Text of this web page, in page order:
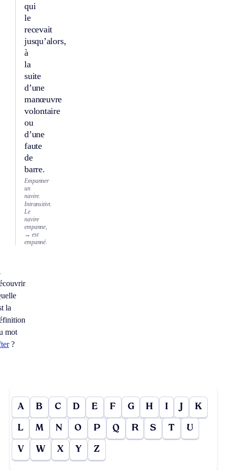
qui
le
recevait
jusqu’alors,
à
la
suite
d’une
manœuvre
volontaire
ou
d’une
faute
de
barre.
Empanner
un
navire.
Intransitivt.
Le
navire
empanne,
→ est
empanné.
la
mot
?
A B C D E F G H I J K
L M N O P Q R S T U
V W X Y Z